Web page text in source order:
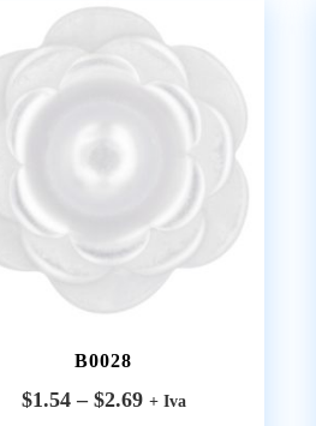
B0028
$1.54 – $2.69 + Iva